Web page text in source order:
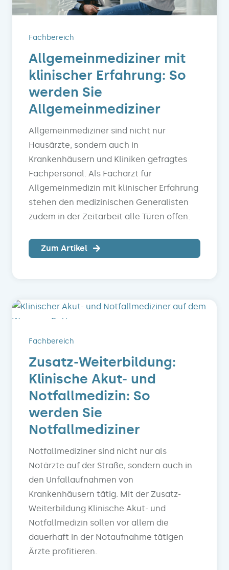
Fachbereich
Allgemeinmediziner mit
klinischer Erfahrung: So
werden Sie
Allgemeinmediziner
Allgemeinmediziner sind nicht nur
Hausärzte, sondern auch in
Krankenhäusern und Kliniken gefragtes
Fachpersonal. Als Facharzt für
Allgemeinmedizin mit klinischer Erfahrung
stehen den medizinischen Generalisten
zudem in der Zeitarbeit alle Türen offen.
Zum Artikel
Fachbereich
Zusatz-Weiterbildung:
Klinische Akut- und
Notfallmedizin: So
werden Sie
Notfallmediziner
Notfallmediziner sind nicht nur als
Notärzte auf der Straße, sondern auch in
den Unfallaufnahmen von
Krankenhäusern tätig. Mit der Zusatz-
Weiterbildung Klinische Akut- und
Notfallmedizin sollen vor allem die
dauerhaft in der Notaufnahme tätigen
Ärzte profitieren.